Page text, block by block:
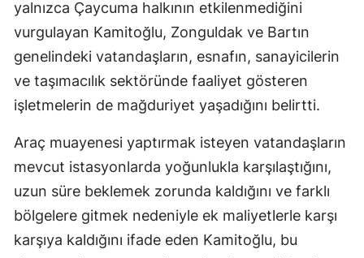
yalnızca Çaycuma halkının etkilenmediğini
vurgulayan Kamitoğlu, Zonguldak ve Bartın
genelindeki vatandaşların, esnafın, sanayicilerin
ve taşımacılık sektöründe faaliyet gösteren
işletmelerin de mağduriyet yaşadığını belirtti.
Araç muayenesi yaptırmak isteyen vatandaşların
mevcut istasyonlarda yoğunlukla karşılaştığını,
uzun süre beklemek zorunda kaldığını ve farklı
bölgelere gitmek nedeniyle ek maliyetlerle karşı
karşıya kaldığını ifade eden Kamitoğlu, bu